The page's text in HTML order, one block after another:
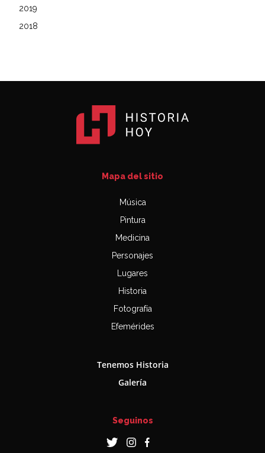
2019
2018
Mapa del sitio
Música
Pintura
Medicina
Personajes
Lugares
Historia
Fotografía
Efemérides
Tenemos Historia
Galería
Seguinos